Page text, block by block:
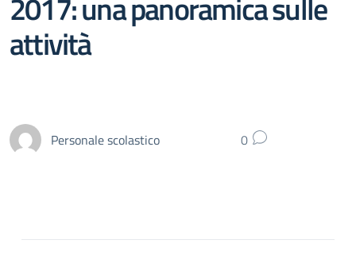
attività
Personale scolastico 0